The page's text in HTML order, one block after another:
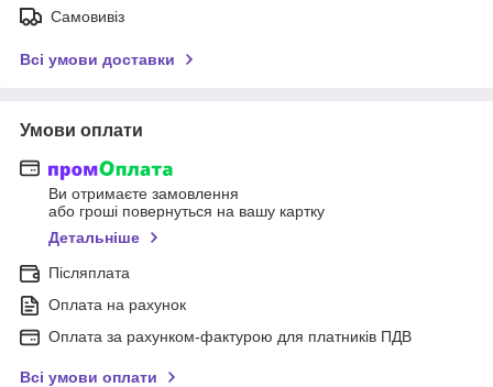
Самовивіз
Всі умови доставки
Умови оплати
Ви отримаєте замовлення
або гроші повернуться на вашу картку
Детальніше
Післяплата
Оплата на рахунок
Оплата за рахунком-фактурою для платників ПДВ
Всі умови оплати